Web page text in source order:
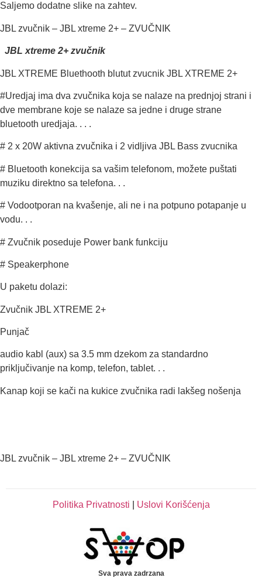
Saljemo dodatne slike na zahtev.
JBL zvučnik – JBL xtreme 2+ – ZVUČNIK
JBL xtreme 2+ zvučnik
JBL XTREME Bluethooth blutut zvucnik JBL XTREME 2+
#Uredjaj ima dva zvučnika koja se nalaze na prednjoj strani i
dve membrane koje se nalaze sa jedne i druge strane
bluetooth uredjaja. . . .
# 2 x 20W aktivna zvučnika i 2 vidljiva JBL Bass zvucnika
# Bluetooth konekcija sa vašim telefonom, možete puštati
muziku direktno sa telefona. . .
# Vodootporan na kvašenje, ali ne i na potpuno potapanje u
vodu. . .
# Zvučnik poseduje Power bank funkciju
# Speakerphone
U paketu dolazi:
Zvučnik JBL XTREME 2+
Punjač
audio kabl (aux) sa 3.5 mm dzekom za standardno
priključivanje na komp, telefon, tablet. . .
Kanap koji se kači na kukice zvučnika radi lakšeg nošenja
JBL zvučnik – JBL xtreme 2+ – ZVUČNIK
Politika Privatnosti Uslovi Korišćenja
Sva prava zadrzana